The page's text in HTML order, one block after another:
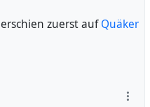
erschien zuerst aufQuäker